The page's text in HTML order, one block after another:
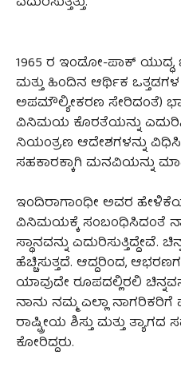
1965 ರ ಇಂಡೋ-ಪಾಕ್
ಮತ್ತು ಹಿಂದಿನ ಆರ್ಥಿಕ
ಅಪಮೌಲ್ಯೀಕರಣ ಸೇರಿದಂತೆ)
ವಿನಿಮಯ ಕೊರತೆಯನ್ನು
ನಿಯಂತ್ರಣ ಆದೇಶಗಳನ್ನು
ಸಹಕಾರಕ್ಕಾಗಿ ಮನವಿಯನ್ನು
ಇಂದಿರಾಗಾಂಧೀ ಅವರ
ವಿನಿಮಯಕ್ಕೆ ಸಂಬಂಧಿಸಿದಂತೆ
ಸ್ಥಾನವನ್ನು
ಹೆಚ್ಚಿಸುತ್ತದೆ. ಆದ್ದರಿಂದ,
ಯಾವುದೇ ರೂಪದಲ್ಲಿರಲಿ
ನಾನು ನಮ್ಮ ಎಲ್ಲಾ
ರಾಷ್ಟ್ರೀಯ ಶಿಸ್ತು ಮತ್ತು
ಕೋರಿದ್ದರು.